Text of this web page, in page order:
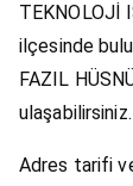
TEKNOLOJİ
ilçesinde
FAZIL
ulaşabilirsiniz.
Adres tarifi